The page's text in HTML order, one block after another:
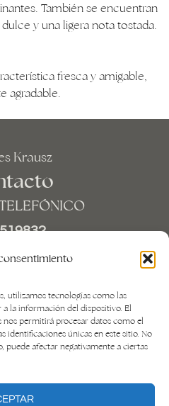
utilizamos tecnologías como las
la información del dispositivo. El
permitirá procesar datos como el
identificaciones únicas en este sitio. No
afectar negativamente a ciertas
También se encuentran
y una ligera nota tostada.
fresca y amigable,
agradable.
Krausz